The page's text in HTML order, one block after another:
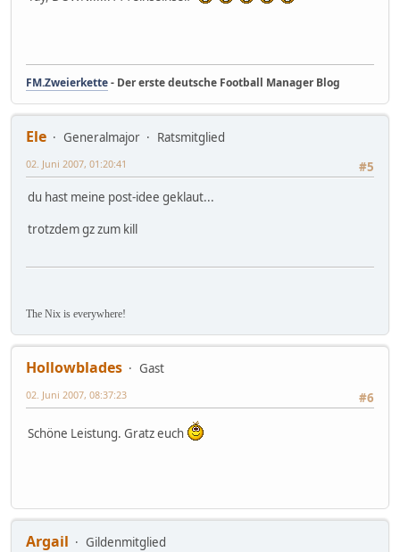
FM.Zweierkette- Der erste deutsche Football Manager Blog
Ele Generalmajor
Ratsmitglied
#5
02. Juni 2007, 01:20:41
du hast meine post-idee geklaut...
trotzdem gz zum kill
The Nix is everywhere!
Hollowblades
Gast
#6
02. Juni 2007, 08:37:23
Schöne Leistung. Gratz euch
Argail
Gildenmitglied